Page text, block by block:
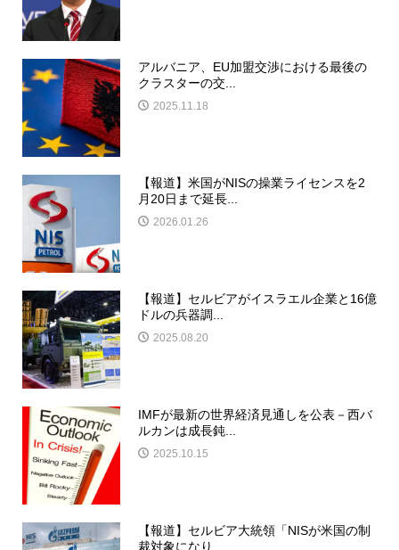
アルバニア、EU加盟交渉における最後の
クラスターの交...
2025.11.18
【報道】米国がNISの操業ライセンスを2
月20日まで延長...
2026.01.26
【報道】セルビアがイスラエル企業と16億
ドルの兵器調...
2025.08.20
IMFが最新の世界経済見通しを公表－西バ
ルカンは成長鈍...
2025.10.15
【報道】セルビア大統領「NISが米国の制
裁対象になり、...